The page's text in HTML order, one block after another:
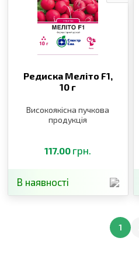
Редиска Меліто F1,
10 г
Високоякісна пучкова
продукція
117.00 грн.
В наявності
1